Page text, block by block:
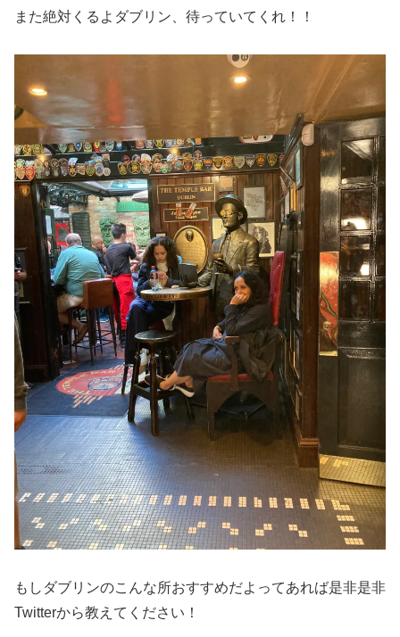
また絶対くるよダブリン、待っていてくれ！！
もしダブリンのこんな所おすすめだよってあれば是非是非
Twitterから教えてください！